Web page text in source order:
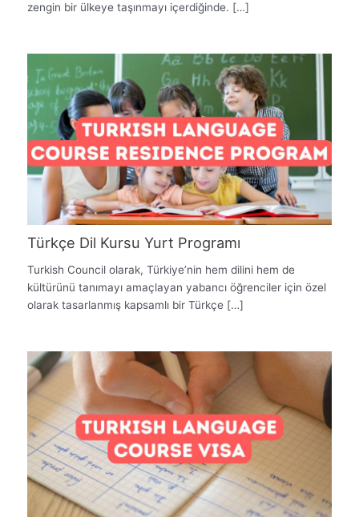
zengin bir ülkeye taşınmayı içerdiğinde. […]
Türkçe Dil Kursu Yurt Programı
Turkish Council olarak, Türkiye’nin hem dilini hem de
kültürünü tanımayı amaçlayan yabancı öğrenciler için özel
olarak tasarlanmış kapsamlı bir Türkçe […]